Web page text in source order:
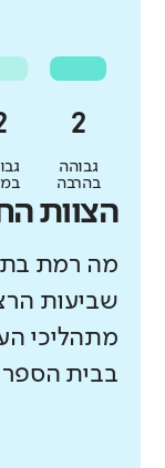
גבוהה
בהרבה
הצוות
מה רמת
שביעות
מתהליכי
בבית